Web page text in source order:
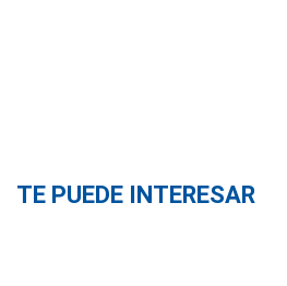
TE PUEDE INTERESAR